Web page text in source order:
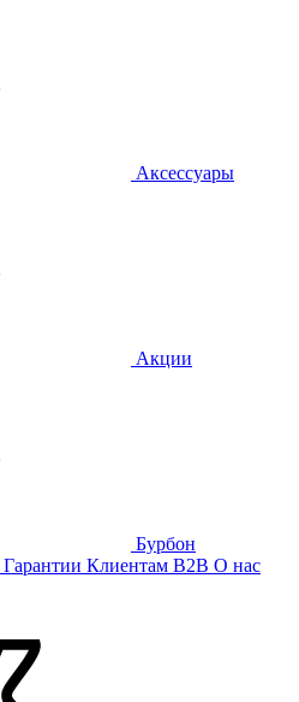
Аксессуары
Акции
Бурбон
Гарантии Клиентам B2B О нас